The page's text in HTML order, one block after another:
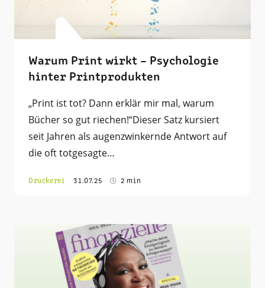
Warum Print wirkt – Psychologie
hinter Printprodukten
„Print ist tot? Dann erklär mir mal, warum
Bücher so gut riechen!“Dieser Satz kursiert
seit Jahren als augenzwinkernde Antwort auf
die oft totgesagte…
Druckerei 31.07.25 2 min